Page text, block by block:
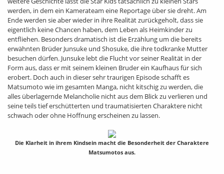
werden, in dem ein Kamerateam eine Reportage über sie dreht. Am
Ende werden sie aber wieder in ihre Realität zurückgeholt, dass sie
eigentlich keine Chancen haben, dem Leben als Heimkinder zu
entfliehen. Besonders dramatisch ist die Erzählung um die bereits
erwähnten Brüder Junsuke und Shosuke, die ihre todkranke Mutter
besuchen dürfen. Junsuke lebt die Flucht vor seiner Realität in der
Form aus, dass er mit seinem kleinen Bruder ein Kaufhaus für sich
erobert. Doch auch in dieser sehr traurigen Episode schafft es
Matsumoto wie im gesamten Manga, nicht kitschig zu werden, die
alles überlagernde Melancholie nicht aus dem Blick zu verlieren und
seine teils tief erschütterten und traumatisierten Charaktere nicht
schwach oder ohne Hoffnung erscheinen zu lassen.
Die Klarheit in ihrem Kindsein macht die Besonderheit der Charaktere
Matsumotos aus.